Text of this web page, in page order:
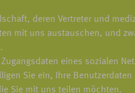
deren Vertreter und
mit uns austauschen, und
eines sozialen
Sie ein, Ihre
Sie mit uns teilen möchten.